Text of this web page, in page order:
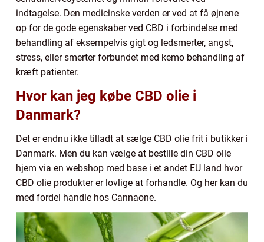
indtagelse. Den medicinske verden er ved at få øjnene
op for de gode egenskaber ved CBD i forbindelse med
behandling af eksempelvis gigt og ledsmerter, angst,
stress, eller smerter forbundet med kemo behandling af
kræft patienter.
Hvor kan jeg købe CBD olie i
Danmark?
Det er endnu ikke tilladt at sælge CBD olie frit i butikker i
Danmark. Men du kan vælge at bestille din CBD olie
hjem via en webshop med base i et andet EU land hvor
CBD olie produkter er lovlige at forhandle. Og her kan du
med fordel handle hos Cannaone.